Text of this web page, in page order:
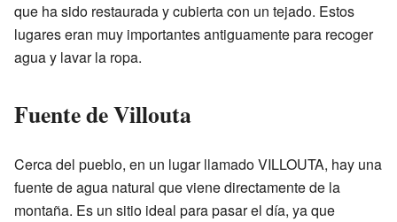
que ha sido restaurada y cubierta con un tejado. Estos
lugares eran muy importantes antiguamente para recoger
agua y lavar la ropa.
Fuente de Villouta
Cerca del pueblo, en un lugar llamado VILLOUTA, hay una
fuente de agua natural que viene directamente de la
montaña. Es un sitio ideal para pasar el día, ya que